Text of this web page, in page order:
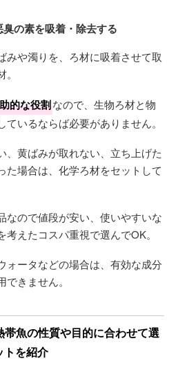
の素を吸着・除去する
みや濁りを、ろ材に吸着させて取
的な役割なので、生物ろ材と物
いるならば必要がありません。
、黄ばみが取れない、立ち上げた
た場合は、化学ろ材をセットして
なので値段が安い、使いやすいな
えたコスパ重視で選んでOK。
ォータなどの場合は、有効な成分
きません。
魚の性質や目的に合わせて選
トを紹介